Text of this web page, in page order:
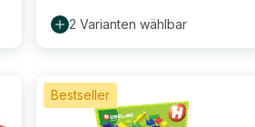
2 Varianten wählbar
Bestseller